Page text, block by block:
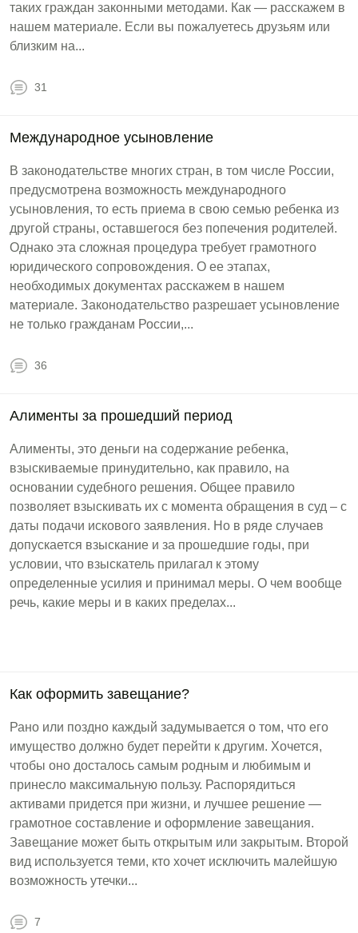
таких граждан законными методами. Как — расскажем в
нашем материале. Если вы пожалуетесь друзьям или
близким на...
31
Международное усыновление
В законодательстве многих стран, в том числе России,
предусмотрена возможность международного
усыновления, то есть приема в свою семью ребенка из
другой страны, оставшегося без попечения родителей.
Однако эта сложная процедура требует грамотного
юридического сопровождения. О ее этапах,
необходимых документах расскажем в нашем
материале. Законодательство разрешает усыновление
не только гражданам России,...
36
Алименты за прошедший период
Алименты, это деньги на содержание ребенка,
взыскиваемые принудительно, как правило, на
основании судебного решения. Общее правило
позволяет взыскивать их с момента обращения в суд – с
даты подачи искового заявления. Но в ряде случаев
допускается взыскание и за прошедшие годы, при
условии, что взыскатель прилагал к этому
определенные усилия и принимал меры. О чем вообще
речь, какие меры и в каких пределах...
Как оформить завещание?
Рано или поздно каждый задумывается о том, что его
имущество должно будет перейти к другим. Хочется,
чтобы оно досталось самым родным и любимым и
принесло максимальную пользу. Распорядиться
активами придется при жизни, и лучшее решение —
грамотное составление и оформление завещания.
Завещание может быть открытым или закрытым. Второй
вид используется теми, кто хочет исключить малейшую
возможность утечки...
7